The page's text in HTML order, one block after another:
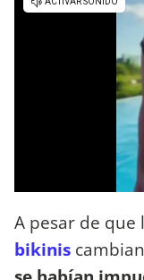
A pesar de que
bikinis